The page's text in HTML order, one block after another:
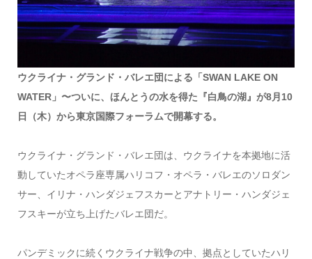
ウクライナ・グランド・バレエ団による「SWAN LAKE ON
WATER」〜ついに、ほんとうの水を得た『白鳥の湖』が8月10
日（木）から東京国際フォーラムで開幕する。
ウクライナ・グランド・バレエ団は、ウクライナを本拠地に活
動していたオペラ座専属ハリコフ・オペラ・バレエのソロダン
サー、イリナ・ハンダジェフスカーとアナトリー・ハンダジェ
フスキーが立ち上げたバレエ団だ。
パンデミックに続くウクライナ戦争の中、拠点としていたハリ